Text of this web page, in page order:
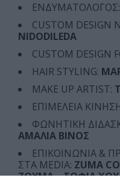
ΕΝΔΥΜΑΤΟΛΟΓΟΣ:
CUSTOM
NIDODILEDA
CUSTOM DESIGN
HAIR STYLING:
MAKE UP ARTIST:
ΕΠΙΜΕΛΕΙΑ
ΦΩΝΗΤΙΚΗ
ΑΜΑΛΙΑ ΒΙΝΟΣ
ΕΠΙΚΟΙΝΩΝΙΑ &
ΣΤΑ MEDIA: ZUMA
ΖΟΥΜΑ – ΣΟΦΙΑ